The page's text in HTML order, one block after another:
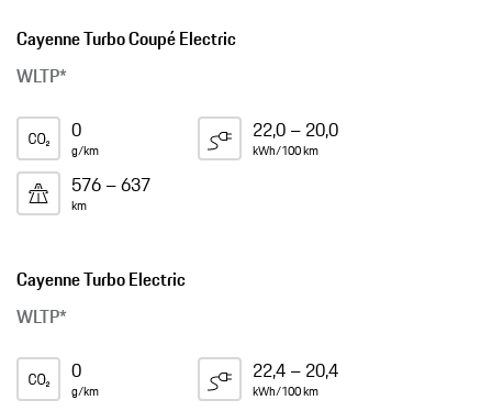
Cayenne Turbo Coupé Electric
WLTP*
0
g/km
22,0 – 20,0
kWh/100 km
576 – 637
km
Cayenne Turbo Electric
WLTP*
0
g/km
22,4 – 20,4
kWh/100 km